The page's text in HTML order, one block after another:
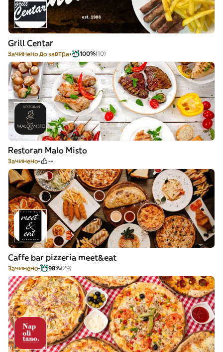
Grill Centar
Зачинено до завтра 100%(10)
Restoran Malo Misto
Зачинено --
Caffe bar pizzeria meet&eat
Зачинено 98%(29)